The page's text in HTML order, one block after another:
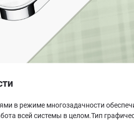
в режиме многозадачности
всей системы в целом.Тип